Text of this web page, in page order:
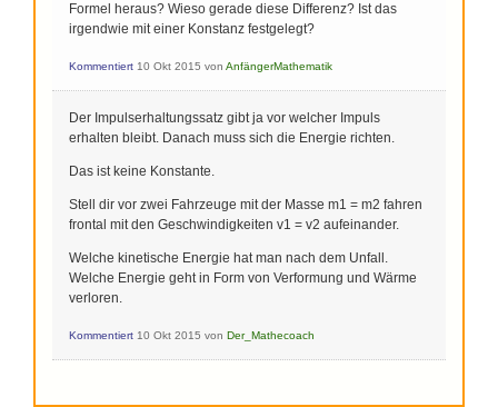
Formel heraus? Wieso gerade diese Differenz? Ist das
irgendwie mit einer Konstanz festgelegt?
Kommentiert 10 Okt 2015 von AnfängerMathematik
Der Impulserhaltungssatz gibt ja vor welcher Impuls
erhalten bleibt. Danach muss sich die Energie richten.
Das ist keine Konstante.
Stell dir vor zwei Fahrzeuge mit der Masse m1 = m2 fahren
frontal mit den Geschwindigkeiten v1 = v2 aufeinander.
Welche kinetische Energie hat man nach dem Unfall.
Welche Energie geht in Form von Verformung und Wärme
verloren.
Kommentiert 10 Okt 2015 von Der_Mathecoach